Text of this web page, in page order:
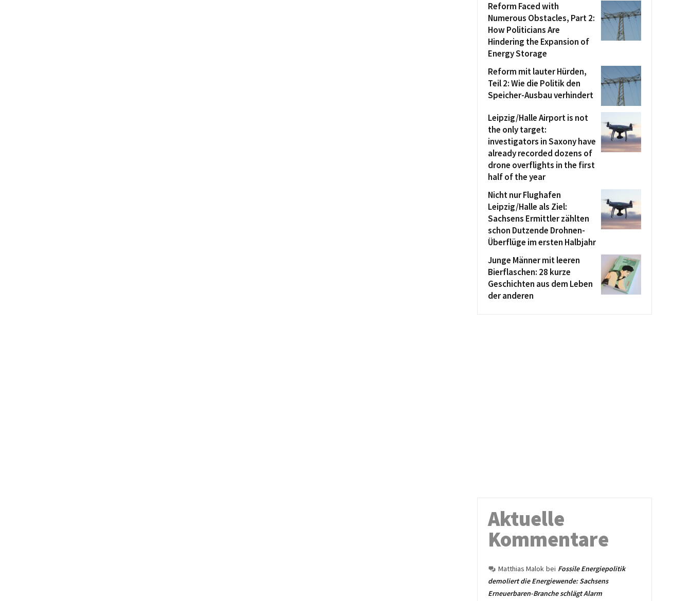
Reform Faced with
Numerous Obstacles, Part 2:
How Politicians Are
Hindering the Expansion of
Energy Storage
Reform mit lauter Hürden,
Teil 2: Wie die Politik den
Speicher-Ausbau verhindert
Leipzig/Halle Airport is not
the only target:
investigators in Saxony have
already recorded dozens of
drone overflights in the first
half of the year
Nicht nur Flughafen
Leipzig/Halle als Ziel:
Sachsens Ermittler zählten
schon Dutzende Drohnen-
Überflüge im ersten Halbjahr
Junge Männer mit leeren
Bierflaschen: 28 kurze
Geschichten aus dem Leben
der anderen
Aktuelle
Kommentare
Matthias Malok bei Fossile Energiepolitik
demoliert die Energiewende: Sachsens
Erneuerbaren-Branche schlägt Alarm